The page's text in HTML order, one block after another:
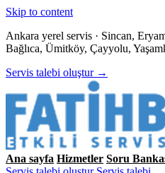
Skip to content
Ankara yerel servis · Sincan,
Bağlıca, Ümitköy, Çayyolu,
Servis talebi oluştur →
Ana sayfa Hizmetler Soru